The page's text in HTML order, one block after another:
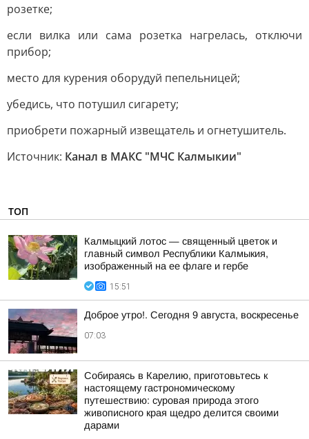
розетке;
если вилка или сама розетка нагрелась, отключи
прибор;
место для курения оборудуй пепельницей;
убедись, что потушил сигарету;
приобрети пожарный извещатель и огнетушитель.
Источник: Канал в МАКС "МЧС Калмыкии"
ТОП
Калмыцкий лотос — священный цветок и
главный символ Республики Калмыкия,
изображенный на ее флаге и гербе
15:51
Доброе утро!. Сегодня 9 августа, воскресенье
07:03
Собираясь в Карелию, приготовьтесь к
настоящему гастрономическому
путешествию: суровая природа этого
живописного края щедро делится своими
дарами